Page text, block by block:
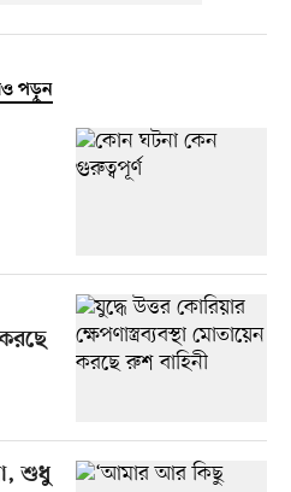
পড়ুন
করছে
শুধু